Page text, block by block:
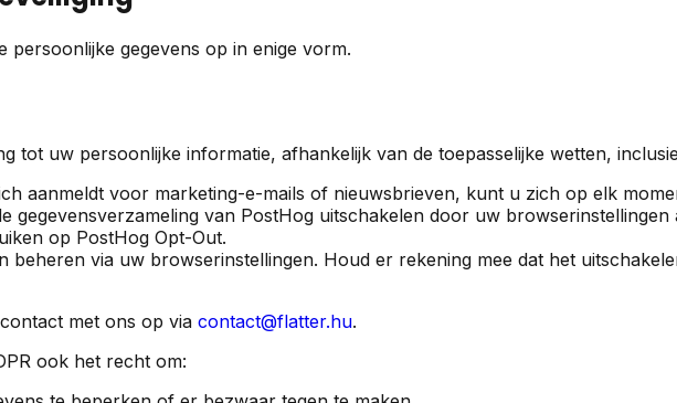
gegevens op in enige vorm.
tot uw persoonlijke informatie, afhankelijk van de toepasselijke wetten,
aanmeldt voor marketing-e-mails of nieuwsbrieven, kunt u zich op elk
gegevensverzameling van PostHog uitschakelen door uw
op PostHog Opt-Out.
beheren via uw browserinstellingen. Houd er rekening mee dat het
met ons op via contact@flatter.hu.
ook het recht om: